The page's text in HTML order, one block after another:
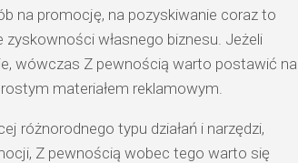
na promocję, na pozyskiwanie coraz to
własnego biznesu. Jeżeli
wówczas Z pewnością warto postawić na
materiałem reklamowym.
różnorodnego typu działań i narzędzi,
Z pewnością wobec tego warto się